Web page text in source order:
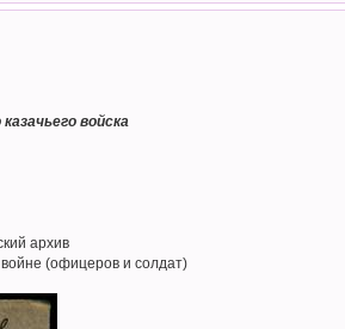
войска
архив
(офицеров и солдат)